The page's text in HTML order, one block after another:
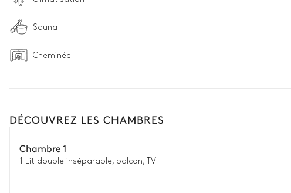
Sauna
Cheminée
DÉCOUVREZ LES CHAMBRES
Chambre 1
1 Lit double inséparable, balcon, TV